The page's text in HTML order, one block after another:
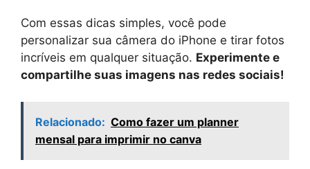
Com essas dicas simples, você pode
personalizar sua câmera do iPhone e tirar fotos
incríveis em qualquer situação. Experimente e
compartilhe suas imagens nas redes sociais!
Relacionado: Como fazer um planner
mensal para imprimir no canva